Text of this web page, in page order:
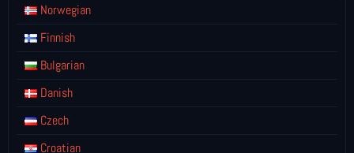
Norwegian
Finnish
Bulgarian
Danish
Czech
Croatian